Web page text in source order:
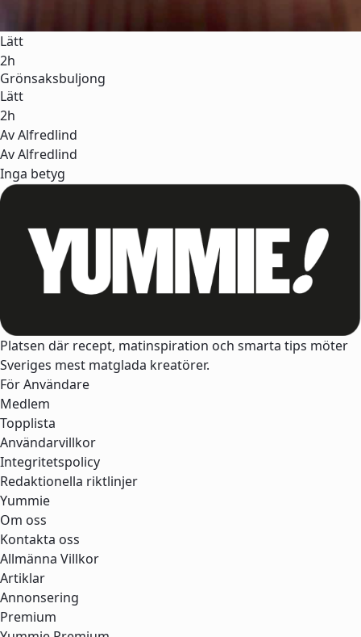
Lätt
2h
Grönsaksbuljong
Lätt
2h
Av Alfredlind
Av Alfredlind
Inga betyg
Platsen där recept, matinspiration och smarta tips möter
Sveriges mest matglada kreatörer.
För Användare
Medlem
Topplista
Användarvillkor
Integritetspolicy
Redaktionella riktlinjer
Yummie
Om oss
Kontakta oss
Allmänna Villkor
Artiklar
Annonsering
Premium